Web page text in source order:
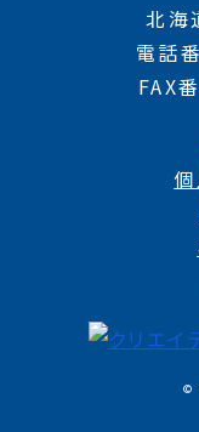
北海
電話
FAX
©